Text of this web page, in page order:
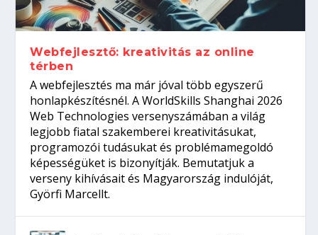
gépeket?
Tanulj szakmát!
amikor néhány sor program dönti el a
világversenyt...
telefon nélkül?
Webfejlesztő: kreativitás az online
térben
A webfejlesztés ma már jóval több egyszerű
honlapkészítésnél. A WorldSkills Shanghai 2026
Web Technologies versenyszámában a világ
legjobb fiatal szakemberei kreativitásukat,
programozói tudásukat és problémamegoldó
képességüket is bizonyítják. Bemutatjuk a
verseny kihívásait és Magyarország indulóját,
Györfi Marcellt.